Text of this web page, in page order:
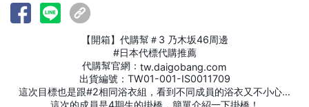
【開箱】代購幫＃3 乃木坂46周邊
#日本代標代購推薦
代購幫官網： tw.daigobang.com
出貨編號：TW01-001-IS0011709
這次目標也是跟#2相同浴衣組，看到不同成員的浴衣又不小心…